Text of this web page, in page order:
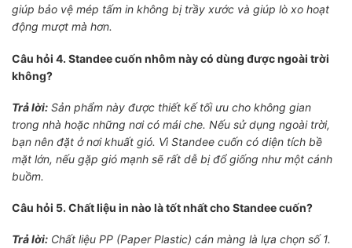
giúp bảo vệ mép tấm in không bị trầy xước và giúp lò xo hoạt
động mượt mà hơn.
Câu hỏi 4. Standee cuốn nhôm này có dùng được ngoài trời
không?
Trả lời: Sản phẩm này được thiết kế tối ưu cho không gian
trong nhà hoặc những nơi có mái che. Nếu sử dụng ngoài trời,
bạn nên đặt ở nơi khuất gió. Vì Standee cuốn có diện tích bề
mặt lớn, nếu gặp gió mạnh sẽ rất dễ bị đổ giống như một cánh
buồm.
Câu hỏi 5. Chất liệu in nào là tốt nhất cho Standee cuốn?
Trả lời: Chất liệu PP (Paper Plastic) cán màng là lựa chọn số 1.